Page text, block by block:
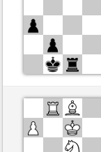
Blancas
Negras
Tiempo: 3